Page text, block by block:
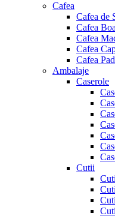
Cafea
Cafea de
Cafea
Cafea
Cafea
Cafea
Ambalaje
Caserole
Cutii